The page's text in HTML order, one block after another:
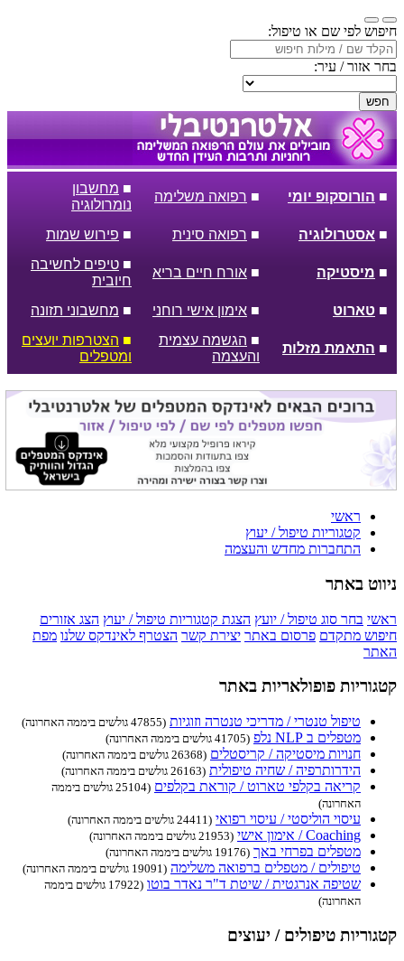
חיפוש לפי שם או טיפול:
בחר אזור / עיר:
חפש
■ הורוסקופ יומי ■ רפואה משלימה
■ מחשבון
נומרולוגיה
■ אסטרולוגיה ■ רפואה סינית ■ פירוש שמות
■ מיסטיקה ■ אורח חיים בריא
■ טיפים לחשיבה
חיובית
■ טארוט ■ אימון אישי רוחני ■ מחשבוני תזונה
■ התאמת מזלות
■ הגשמה עצמית
והעצמה
■ הצטרפות יועצים
ומטפלים
ראשי
קטגוריות טיפול / יעוץ
התחברות מחדש והעצמה
ניווט באתר
ראשי בחר סוג טיפול / יועץ הצגת קטגוריות טיפול / יעוץ הצג אזורים
חיפוש מתקדם פרסום באתר יצירת קשר הצטרף לאינדקס שלנו מפת
האתר
קטגוריות פופולאריות באתר
טיפול טנטרי / מדריכי טנטרה וזוגיות (47855 גולשים ביממה האחרונה)
מטפלים ב NLP נלפ (41705 גולשים ביממה האחרונה)
חנויות מיסטיקה / קריסטלים (26368 גולשים ביממה האחרונה)
הידרותרפיה / שחיה טיפולית (26163 גולשים ביממה האחרונה)
קריאה בקלפי טארוט / קוראת בקלפים
(25104 גולשים ביממה
האחרונה)
עיסוי הוליסטי / עיסוי רפואי (24411 גולשים ביממה האחרונה)
Coaching / אימון אישי (21953 גולשים ביממה האחרונה)
מטפלים בפרחי באך (19176 גולשים ביממה האחרונה)
טיפולים / מטפלים ברפואה משלימה (19091 גולשים ביממה האחרונה)
שטיפה אנרגטית / שיטת ד"ר נאדר בוטו
(17922 גולשים ביממה
האחרונה)
קטגוריות טיפולים / יעוצים